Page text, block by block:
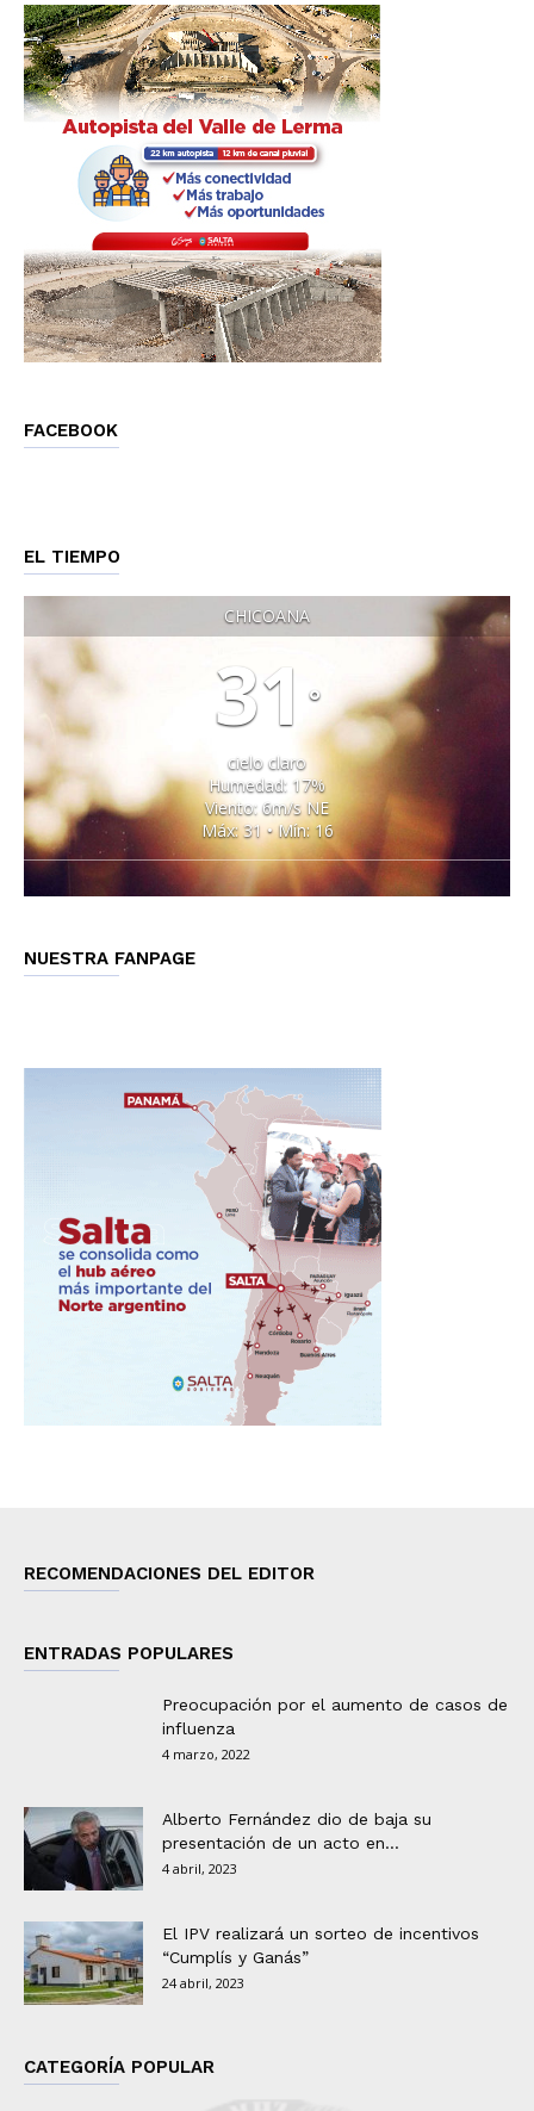
FACEBOOK
EL TIEMPO
CHICOANA
31 °
cielo claro
Humedad: 17%
Viento: 6m/s NE
Máx: 31 • Mín: 16
NUESTRA FANPAGE
RECOMENDACIONES DEL EDITOR
ENTRADAS POPULARES
Preocupación por el aumento de casos de
influenza
4 marzo, 2022
Alberto Fernández dio de baja su
presentación de un acto en...
4 abril, 2023
El IPV realizará un sorteo de incentivos
“Cumplís y Ganás”
24 abril, 2023
CATEGORÍA POPULAR